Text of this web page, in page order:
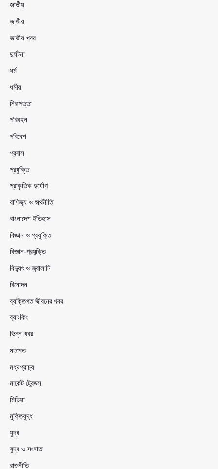
জাতীয়
জাতীয়
জাতীয় খবর
দুর্ঘটনা
ধর্ম
ধর্মীয়
নিরাপত্তা
পরিবহন
পরিবেশ
প্রবাস
প্রযুক্তি
প্রাকৃতিক দুর্যোগ
বাণিজ্য ও অর্থনীতি
বাংলাদেশ ইতিহাস
বিজ্ঞান ও প্রযুক্তি
বিজ্ঞান-প্রযুক্তি
বিদ্যুৎ ও জ্বালানি
বিনোদন
ব্যক্তিগত জীবনের খবর
ব্যাংকিং
ভিন্ন খবর
মতামত
মধ্যপ্রাচ্য
মার্কেট ট্রেন্ডস
মিডিয়া
মুক্তিযুদ্ধ
যুদ্ধ
যুদ্ধ ও সংঘাত
রাজনীতি